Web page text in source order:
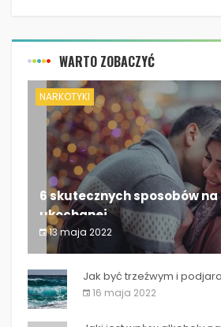
WARTO ZOBACZYĆ
NARKOTYKI
6 skutecznych sposobów
ukochanej...
13 maja 2022
6 skutecznych sposobów na
Jak być trzeźwym i
16 maja 2022